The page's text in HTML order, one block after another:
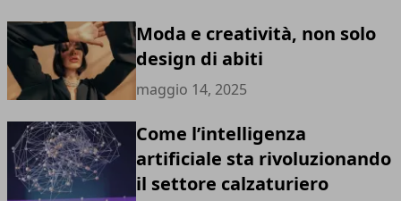
Moda e creatività, non solo
design di abiti
maggio 14, 2025
Come l’intelligenza
artificiale sta rivoluzionando
il settore calzaturiero